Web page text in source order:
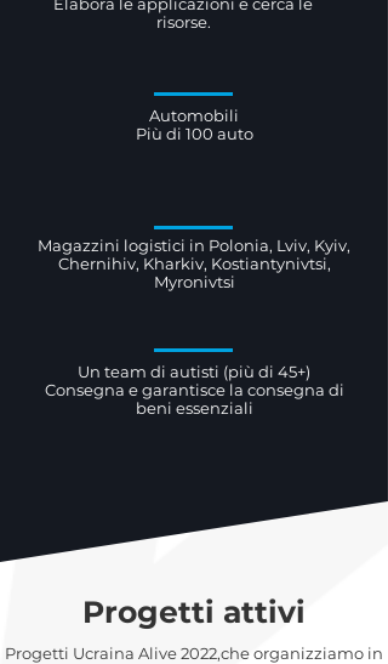
risorse.
Automobili
Più di 100 auto
Magazzini logistici in Polonia, Lviv, Kyiv,
Chernihiv, Kharkiv, Kostiantynivtsi,
Myronivtsi
Un team di autisti (più di 45+)
Consegna e garantisce la consegna di
beni essenziali
Progetti attivi
Progetti Ucraina Alive 2022,che organizziamo in